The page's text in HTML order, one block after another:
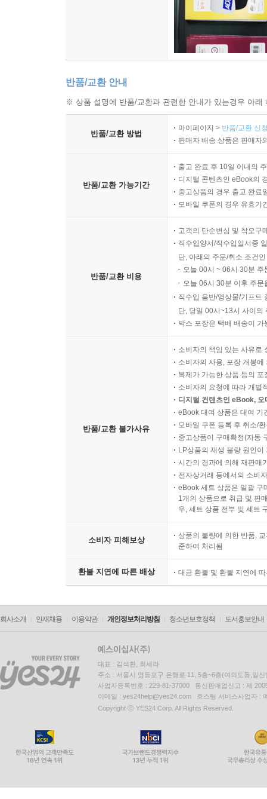
반품/교환 안내
※ 상품 설명에 반품/교환과 관련한 안내가 있는경우 아
반품/교환 방법
마이페이지 > 반품/교환 신
판매자 배송 상품은 판매자
반품/교환 가능기간
출고 완료 후 10일 이내의
디지털 콘텐츠인 eBook의
중고상품의 경우 출고 완료
모바일 쿠폰의 경우 유효기
반품/교환 비용
고객의 단순변심 및 착오구
직수입양서/직수입일서중
단, 아래의 주문/취소 조건
오늘 00시 ~ 06시 30분
오늘 06시 30분 이후 주
직수입 음반/영상물/기프트
단, 당일 00시~13시 사이의
박스 포장은 택배 배송이
반품/교환 불가사유
소비자의 책임 있는 사유로
소비자의 사용, 포장 개봉
복제가 가능한 상품 등의
소비자의 요청에 따라 개별
디지털 컨텐츠인 eBook,
eBook 대여 상품은 대여 기
모바일 쿠폰 등록 후 취소/
중고상품이 구매확정(자동
LP상품의 재생 불량 원인
시간의 경과에 의해 재판매
전자상거래 등에서의 소비
eBook 세트 상품은 일괄 구
1개의 상품으로 취급 및 판
우, 세트 상품 전부 및 세트
소비자 피해보상
상품의 불량에 의한 반품,
준하여 처리됨
환불 지연에 따른 배상 대금 환불 및 환불 지연에
회사소개 인재채용 이용약관 개인정보처리방침 청소년보호정책 도서홍보안내
대표 : 김석환, 최세라
주소 : 서울시 영등포구 은행로 11, 5층~6층(여의도동,일신
사업자등록번호 : 229-81-37000 통신판매업신고 : 제
이메일 : yes24help@yes24.com 호스팅 서비스사업자 :
Copyright ⓒ YES24 Corp. All Rights Reserved.